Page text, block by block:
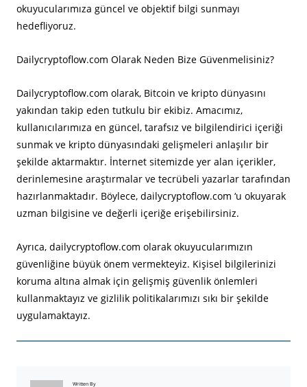
okuyucularımıza güncel ve objektif bilgi sunmayı
hedefliyoruz.
Dailycryptoflow.com Olarak Neden Bize Güvenmelisiniz?
Dailycryptoflow.com olarak, Bitcoin ve kripto dünyasını
yakından takip eden tutkulu bir ekibiz. Amacımız,
kullanıcılarımıza en güncel, tarafsız ve bilgilendirici içeriği
sunmak ve kripto dünyasındaki gelişmeleri anlaşılır bir
şekilde aktarmaktır. İnternet sitemizde yer alan içerikler,
derinlemesine araştırmalar ve tecrübeli yazarlar tarafından
hazırlanmaktadır. Böylece, dailycryptoflow.com ‘u okuyarak
uzman bilgisine ve değerli içeriğe erişebilirsiniz.
Ayrıca, dailycryptoflow.com olarak okuyucularımızın
güvenliğine büyük önem vermekteyiz. Kişisel bilgilerinizi
koruma altına almak için gelişmiş güvenlik önlemleri
kullanmaktayız ve gizlilik politikalarımızı sıkı bir şekilde
uygulamaktayız.
Written By